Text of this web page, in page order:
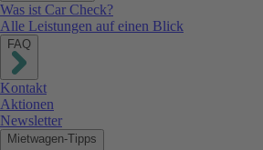
Was ist Car Check?
Alle Leistungen auf einen Blick
FAQ
Kontakt
Aktionen
Newsletter
Mietwagen-Tipps